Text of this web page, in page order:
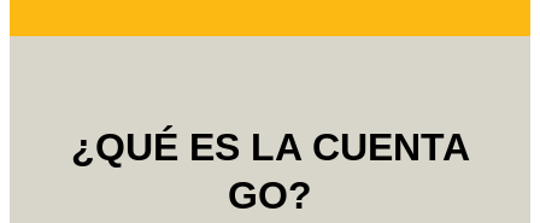
¿QUÉ ES LA CUENTA
GO?